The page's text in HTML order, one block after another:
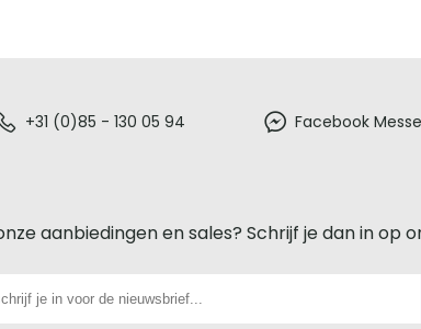
+31 (0)85 - 130 05 94 Facebook
aanbiedingen en sales? Schrijf je dan in op